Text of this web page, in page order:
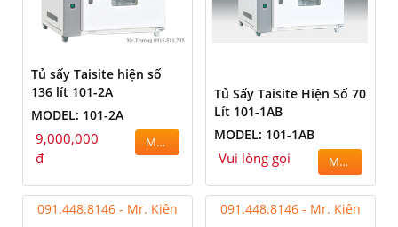
Tủ sấy Taisite hiện số
136 lít 101-2A
MODEL: 101-2A
9,000,000
đ
MUA
Tủ Sấy Taisite Hiện Số 70
Lít 101-1AB
MODEL: 101-1AB
Vui lòng gọi MUA
091.448.8146 - Mr. Kiên 091.448.8146 - Mr. Kiên